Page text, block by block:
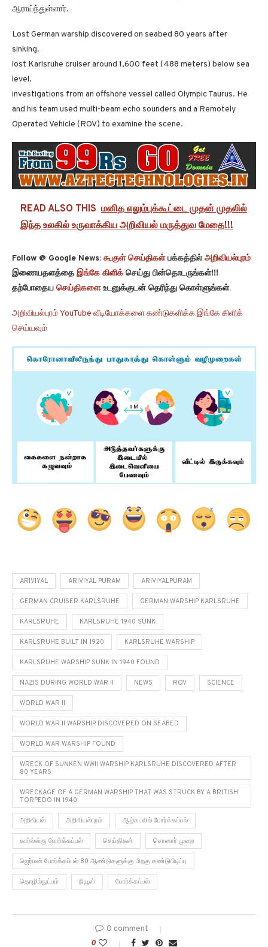
ஆராய்ந்துள்ளார்.
Lost German warship discovered on seabed 80 years after
sinking.
lost Karlsruhe cruiser around 1,600 feet (488 meters) below sea
level.
investigations from an offshore vessel called Olympic Taurus. He
and his team used multi-beam echo sounders and a Remotely
Operated Vehicle (ROV) to examine the scene.
READ ALSO THIS மனித எலும்புக்கூட்டை முதன் முதலில்
இந்த உலகில் உருவாக்கிய அறிவியல் மருத்துவ மேதை!!!
Follow @ Google News: கூகுள் செய்திகள்பக்கத்தில் அறிவியல்புரம்
இணையதளத்தை இங்கே கிளிக் செய்து பின்தொடருங்கள்!!!
தற்போதைய செய்திகளைஉடனுக்குடன் தெரிந்து கொள்ளுங்கள்.
அறிவியல்புரம் YouTube வீடியோக்களை கண்டுகளிக்க இங்கே கிளிக்
செய்யவும்
ARIVIYAL ARIVIYAL PURAM ARIVIYALPURAM
GERMAN CRUISER KARLSRUHE GERMAN WARSHIP KARLSRUHE
KARLSRUHE KARLSRUHE 1940 SUNK
KARLSRUHE BUILT IN 1920 KARLSRUHE WARSHIP
KARLSRUHE WARSHIP SUNK IN 1940 FOUND
NAZIS DURING WORLD WAR II NEWS ROV SCIENCE
WORLD WAR II
WORLD WAR II WARSHIP DISCOVERED ON SEABED
WORLD WAR WARSHIP FOUND
WRECK OF SUNKEN WWII WARSHIP KARLSRUHE DISCOVERED AFTER
80 YEARS
WRECKAGE OF A GERMAN WARSHIP THAT WAS STRUCK BY A BRITISH
TORPEDO IN 1940
அறிவியல் அறிவியல்புரம் ஆழ்கடலில் போர்க்கப்பல்
கார்ல்ஸ்ரூ போர்க்கப்பல் செய்திகள் சொனார் முறை
ஜெர்மன் போர்க்கப்பல் 80 ஆண்டுகளுக்கு பிறகு கண்டுபிடிப்பு
தொழில்நுட்பம் நியூஸ் போர்க்கப்பல்
0 comment
0